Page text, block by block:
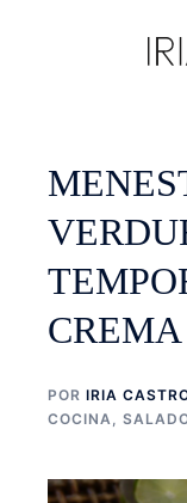
CREMA
POR IRIA
COCINA